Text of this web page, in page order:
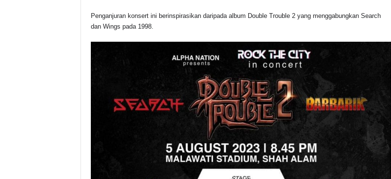
Penganjuran konsert ini berinspirasikan daripada album Double Trouble 2 yang menggabungkan Search
dan Wings pada 1998.